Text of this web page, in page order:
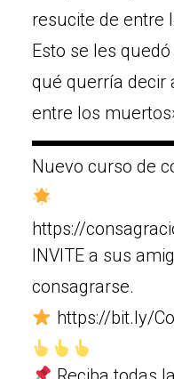
resucite de entre
Esto se les
qué querría decir
entre los
Nuevo curso de
https://
INVITE a sus
consagrarse.
https://bit.ly/